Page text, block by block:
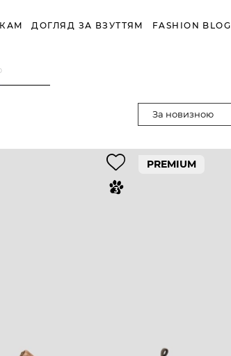
ДОГЛЯД ЗА ВЗУТТЯМ FASHION BLOG
За новизною
PREMIUM